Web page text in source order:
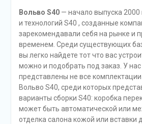
Вольво S40— начало выпуска 2000
и технологий S40 , созданные
зарекомендавали себя на рынке и
временем. Среди существующих
вы легко найдете тот что вас
можно и подобрать под заказ. У нас
представлены не все
Вольво S40, среди которых
варианты сборки S40: коробка
может быть автоматической или
отделка салона кожой или вставки